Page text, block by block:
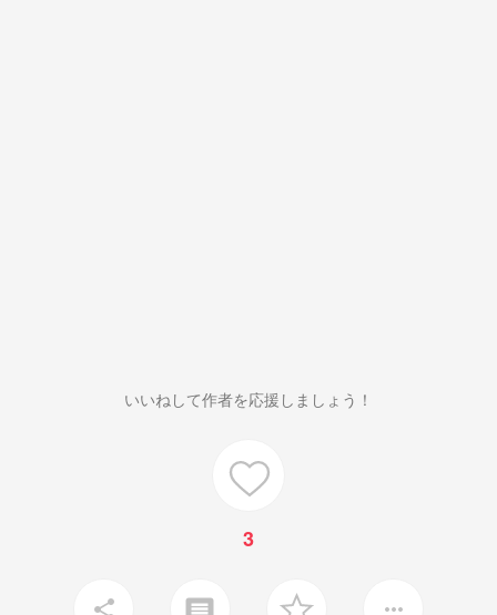
いいねして作者を応援しましょう！
3
share more_horiz